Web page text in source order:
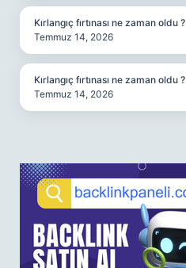
Kırlangıç fırtınası ne zaman oldu ?
Temmuz 14, 2026
Kırlangıç fırtınası ne zaman oldu ?
Temmuz 14, 2026